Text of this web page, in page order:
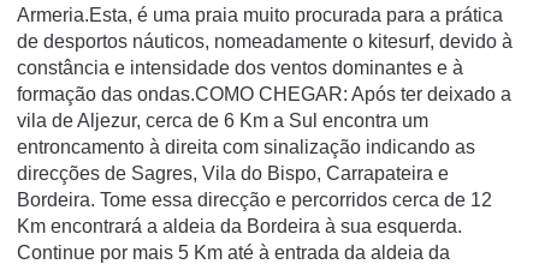
Armeria.Esta, é uma praia muito procurada para a prática
de desportos náuticos, nomeadamente o kitesurf, devido à
constância e intensidade dos ventos dominantes e à
formação das ondas.COMO CHEGAR: Após ter deixado a
vila de Aljezur, cerca de 6 Km a Sul encontra um
entroncamento à direita com sinalização indicando as
direcções de Sagres, Vila do Bispo, Carrapateira e
Bordeira. Tome essa direcção e percorridos cerca de 12
Km encontrará a aldeia da Bordeira à sua esquerda.
Continue por mais 5 Km até à entrada da aldeia da